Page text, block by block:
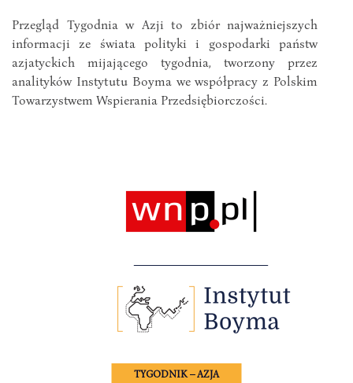
Przegląd Tygodnia w Azji to zbiór najważniejszych
informacji ze świata polityki i gospodarki państw
azjatyckich mijającego tygodnia, tworzony przez
analityków Instytutu Boyma we współpracy z Polskim
Towarzystwem Wspierania Przedsiębiorczości.
TYGODNIK – AZJA